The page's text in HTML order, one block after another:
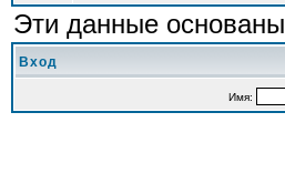
Эти данные основаны
Вход
Имя: